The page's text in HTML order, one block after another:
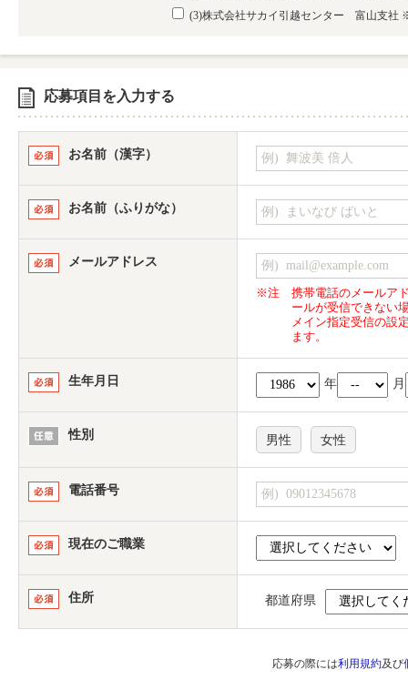
(3)株式会社サカイ引越センター 富山支社
応募項目を入力する
お名前（漢字）
お名前（ふりがな）
メールアドレス
※注
携帯電話のメールア
ールが受信できない
メイン指定受信の設
ます。
生年月日 年 月
性別 男性 女性
電話番号
現在のご職業
住所 都道府県
応募の際には利用規約及び